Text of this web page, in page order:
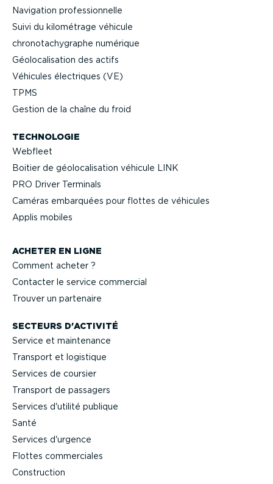
Navigation profes­sion­nelle
Suivi du kilométrage véhicule
chrono­ta­chy­graphe numérique
Géolo­ca­li­sation des actifs
Véhicules électriques (VE)
TPMS
Gestion de la chaîne du froid
TECHNOLOGIE
Webfleet
Boitier de géolo­ca­li­sation véhicule LINK
PRO Driver Terminals
Caméras embarquées pour flottes de véhicules
Applis mobiles
ACHETER EN LIGNE
Comment acheter ?
Contacter le service commercial
Trouver un partenaire
SECTEURS D'ACTIVITÉ
Service et maintenance
Transport et logistique
Services de coursier
Transport de passagers
Services d'utilité publique
Santé
Services d'urgence
Flottes commer­ciales
Construction